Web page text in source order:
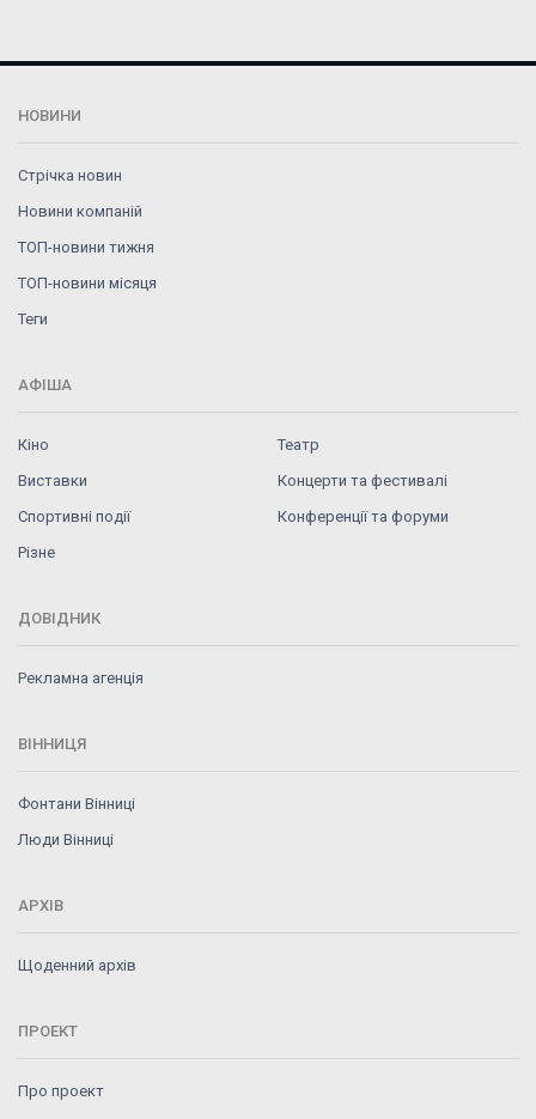
НОВИНИ
Стрічка новин
Новини компаній
ТОП-новини тижня
ТОП-новини місяця
Теги
АФІША
Кіно
Театр
Виставки
Концерти та фестивалі
Спортивні події
Конференції та форуми
Різне
ДОВІДНИК
Рекламна агенція
ВІННИЦЯ
Фонтани Вінниці
Люди Вінниці
АРХІВ
Щоденний архів
ПРОЕКТ
Про проект